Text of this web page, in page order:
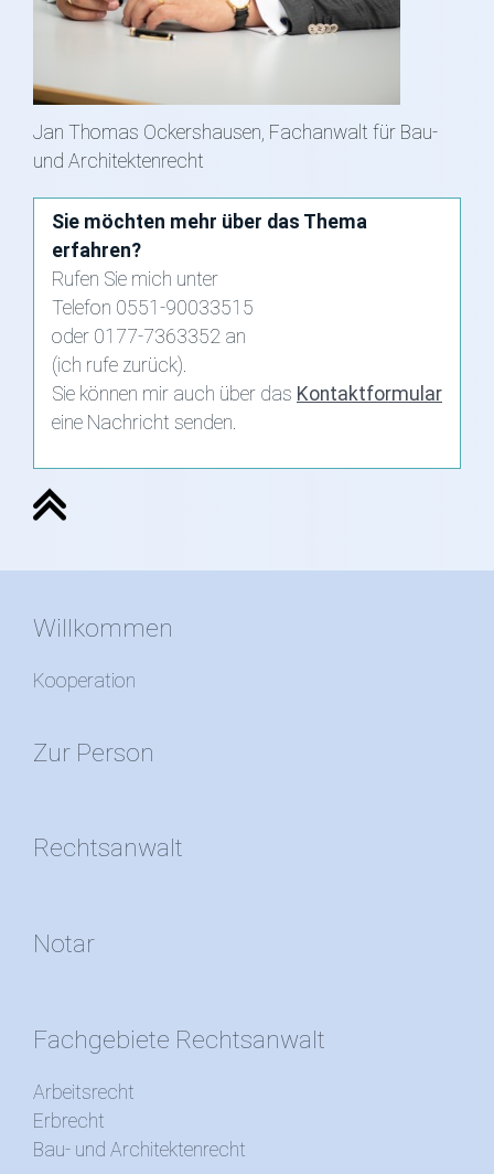
Jan Thomas Ockershausen, Fachanwalt für Bau-
und Architektenrecht
Sie möchten mehr über das Thema
erfahren?
Rufen Sie mich unter
Telefon 0551-90033515
oder 0177-7363352 an
(ich rufe zurück).
Sie können mir auch über das Kontaktformular
eine Nachricht senden.
Willkommen
Kooperation
Zur Person
Rechtsanwalt
Notar
Fachgebiete Rechtsanwalt
Arbeitsrecht
Erbrecht
Bau- und Architektenrecht